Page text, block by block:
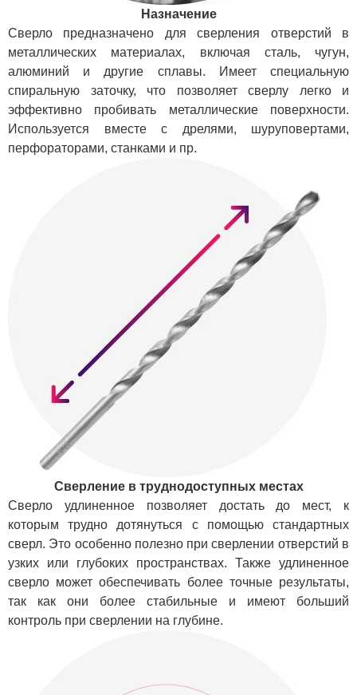
Назначение
Сверло предназначено для сверления отверстий в
металлических материалах, включая сталь, чугун,
алюминий и другие сплавы. Имеет специальную
спиральную заточку, что позволяет сверлу легко и
эффективно пробивать металлические поверхности.
Используется вместе с дрелями, шуруповертами,
перфораторами, станками и пр.
Сверление в труднодоступных местах
Сверло удлиненное позволяет достать до мест, к
которым трудно дотянуться с помощью стандартных
сверл. Это особенно полезно при сверлении отверстий в
узких или глубоких пространствах. Также удлиненное
сверло может обеспечивать более точные результаты,
так как они более стабильные и имеют больший
контроль при сверлении на глубине.